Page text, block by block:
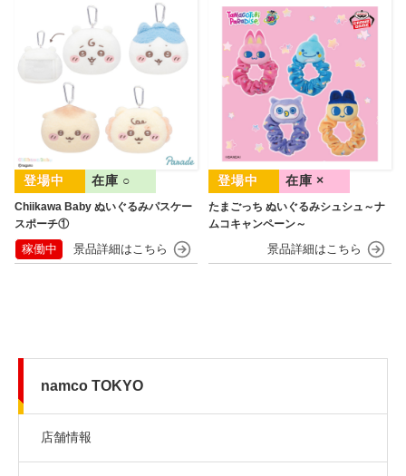
Chiikawa Baby ぬいぐるみパスケー
スポーチ①
在庫 ○
稼働中
たまごっち ぬいぐるみシュシュ～ナ
ムコキャンペーン～
在庫 ×
namco TOKYO
店舗情報